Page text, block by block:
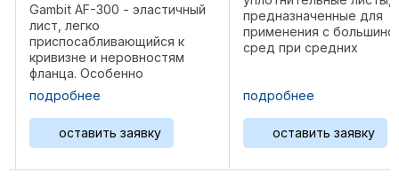
и
предназначенные для
применения с большинством
сред при средних
температурах и давлениях.
Устойчив к воздействию
масел. Уплотнительный лист
на основе арамидных
волокон Kevlar®, ...
подробнее
оставить заявку
Gambit AF-
Уплотнительный
устойчивый к
кислот и
образом, для
промышленности.
Уплотнительный
AF- CHEMACID
основе
KEVLAR,
подробнее
оставить